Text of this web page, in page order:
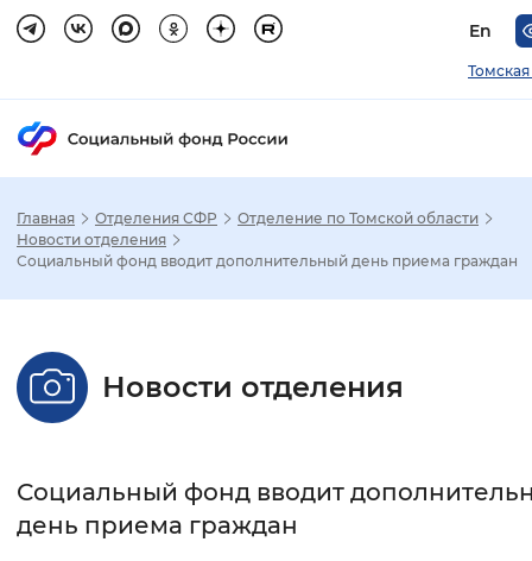
En
Настройка режима отображения
Стандартный Увеличенный
Главная Отделения СФР
Отделение по Томской области
Новости отделения
Социальный фонд вводит дополнительный день приема граждан
Новости отделения
Социальный фонд вводит
день приема граждан